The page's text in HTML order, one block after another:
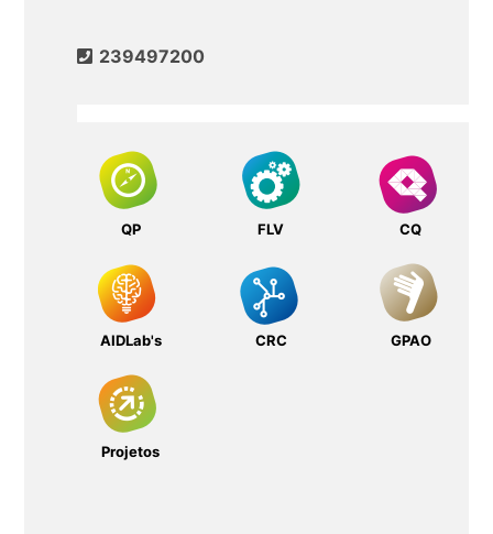
239497200
QP FLV CQ
AIDLab's CRC GPAO
Projetos